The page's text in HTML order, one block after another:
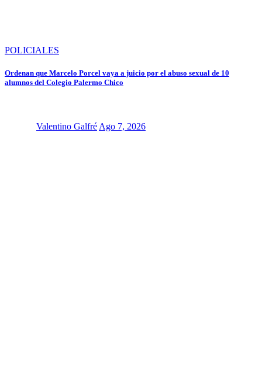
POLICIALES
Ordenan que Marcelo Porcel vaya a juicio por el abuso sexual de 10
alumnos del Colegio Palermo Chico
Valentino GalfréAgo 7, 2026